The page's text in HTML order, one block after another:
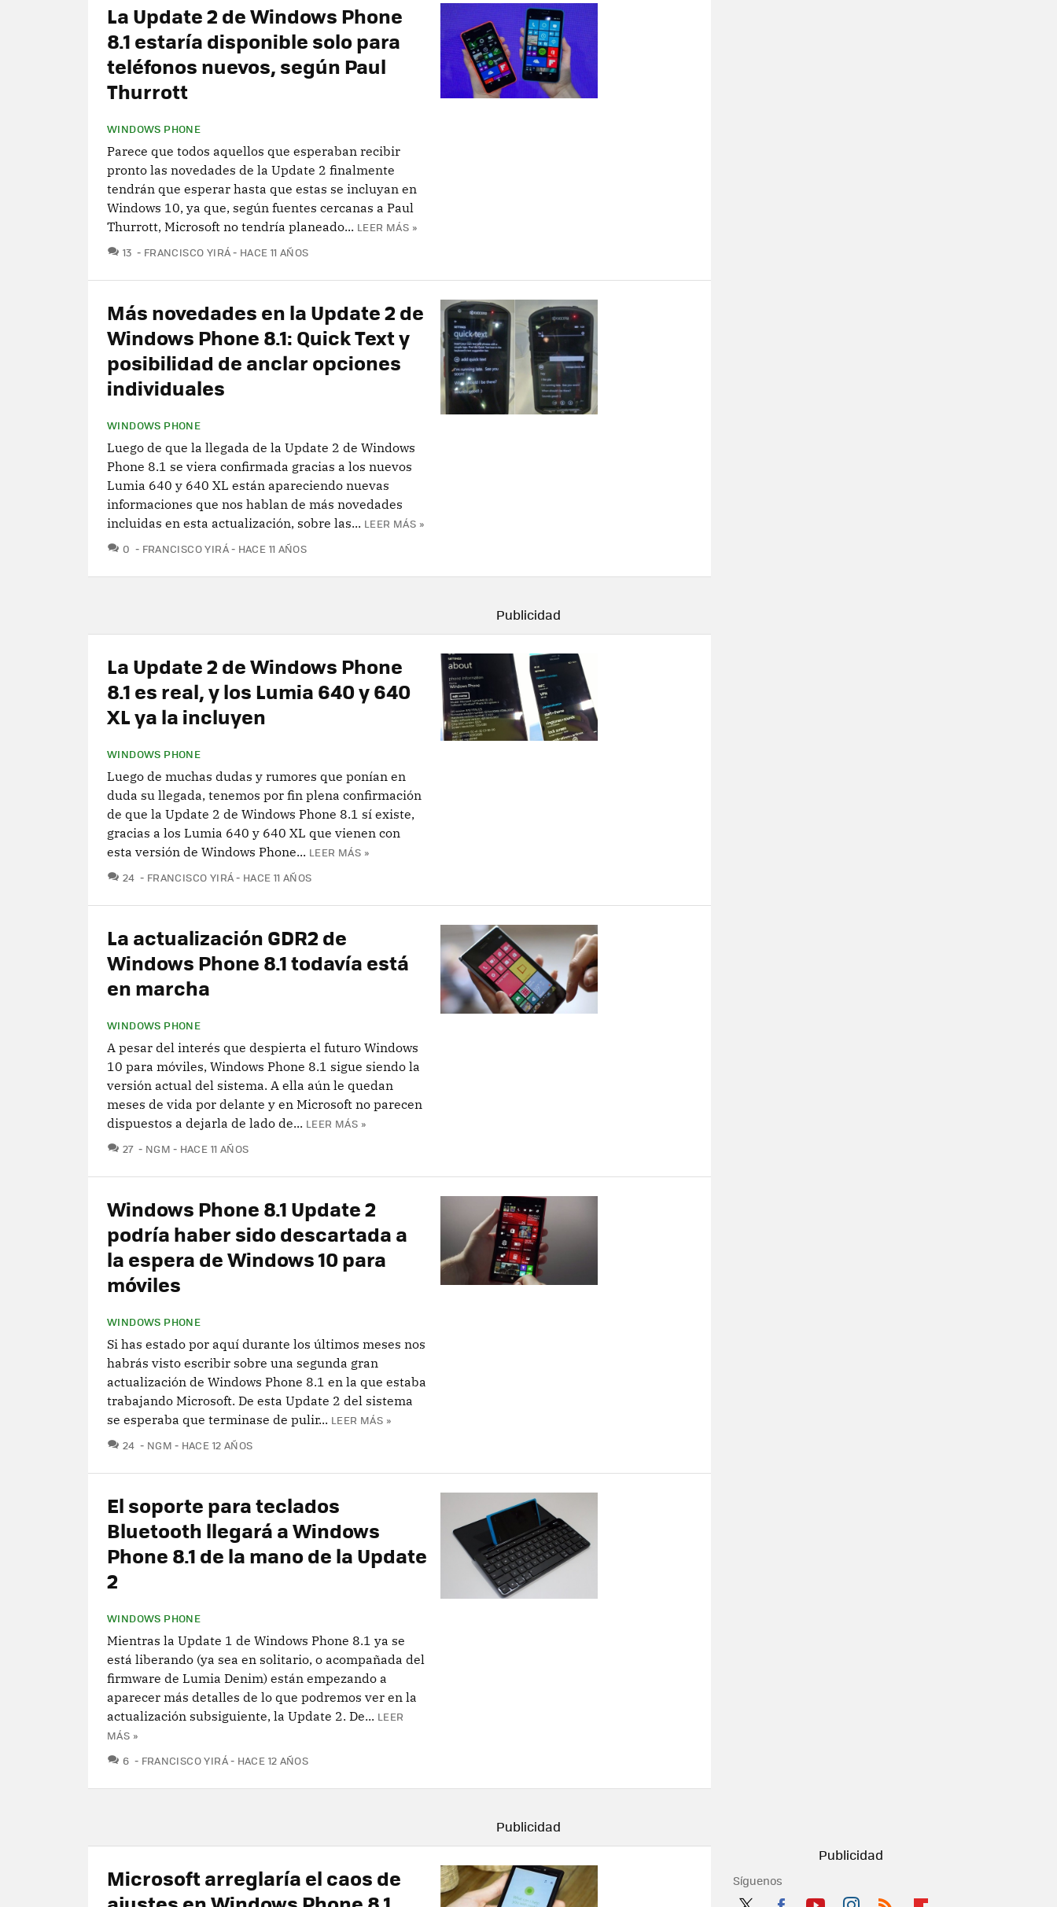
La Update 2 de Windows Phone
8.1 estaría disponible solo para
teléfonos nuevos, según Paul
Thurrott
WINDOWS PHONE
Parece que todos aquellos que esperaban recibir
pronto las novedades de la Update 2 finalmente
tendrán que esperar hasta que estas se incluyan en
Windows 10, ya que, según fuentes cercanas a Paul
Thurrott, Microsoft no tendría planeado... LEER MÁS »
13 COMENTARIOS
FRANCISCO YIRÁ HACE 11 AÑOS
Más novedades en la Update 2 de
Windows Phone 8.1: Quick Text y
posibilidad de anclar opciones
individuales
WINDOWS PHONE
Luego de que la llegada de la Update 2 de Windows
Phone 8.1 se viera confirmada gracias a los nuevos
Lumia 640 y 640 XL están apareciendo nuevas
informaciones que nos hablan de más novedades
incluidas en esta actualización, sobre las... LEER MÁS »
0 COMENTARIOS
FRANCISCO YIRÁ HACE 11 AÑOS
La Update 2 de Windows Phone
8.1 es real, y los Lumia 640 y 640
XL ya la incluyen
WINDOWS PHONE
Luego de muchas dudas y rumores que ponían en
duda su llegada, tenemos por fin plena confirmación
de que la Update 2 de Windows Phone 8.1 sí existe,
gracias a los Lumia 640 y 640 XL que vienen con
esta versión de Windows Phone... LEER MÁS »
24 COMENTARIOS
FRANCISCO YIRÁ HACE 11 AÑOS
La actualización GDR2 de
Windows Phone 8.1 todavía está
en marcha
WINDOWS PHONE
A pesar del interés que despierta el futuro Windows
10 para móviles, Windows Phone 8.1 sigue siendo la
versión actual del sistema. A ella aún le quedan
meses de vida por delante y en Microsoft no parecen
dispuestos a dejarla de lado de... LEER MÁS »
27 COMENTARIOS
NGM HACE 11 AÑOS
Windows Phone 8.1 Update 2
podría haber sido descartada a
la espera de Windows 10 para
móviles
WINDOWS PHONE
Si has estado por aquí durante los últimos meses nos
habrás visto escribir sobre una segunda gran
actualización de Windows Phone 8.1 en la que estaba
trabajando Microsoft. De esta Update 2 del sistema
se esperaba que terminase de pulir... LEER MÁS »
24 COMENTARIOS
NGM HACE 12 AÑOS
El soporte para teclados
Bluetooth llegará a Windows
Phone 8.1 de la mano de la Update
2
WINDOWS PHONE
Mientras la Update 1 de Windows Phone 8.1 ya se
está liberando (ya sea en solitario, o acompañada del
firmware de Lumia Denim) están empezando a
aparecer más detalles de lo que podremos ver en la
actualización subsiguiente, la Update 2. De... LEER
MÁS »
6 COMENTARIOS
FRANCISCO YIRÁ HACE 12 AÑOS
Síguenos
Microsoft arreglaría el caos de